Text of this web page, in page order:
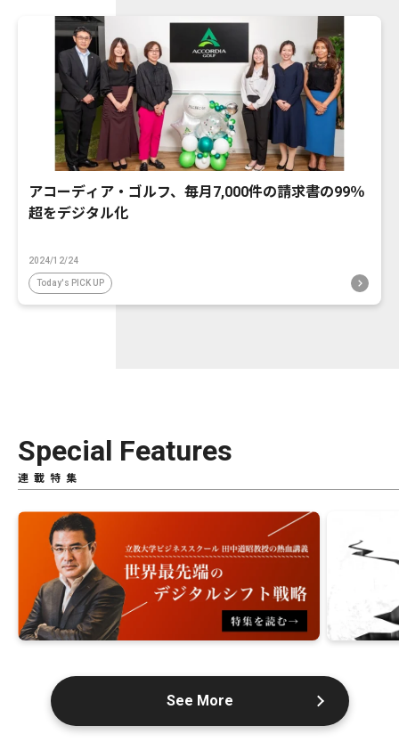
アコーディア・ゴルフ、毎月7,000件の請求書の99％
超をデジタル化
2024/12/24
Today's PICK UP
Special Features
連載特集
See More